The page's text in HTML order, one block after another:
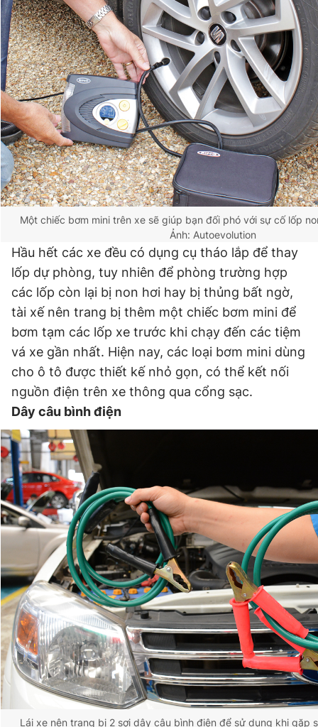
Một chiếc bơm mini trên xe sẽ giúp bạn đối phó với sự cố lốp
Ảnh: Autoevolution
Hầu hết các xe đều có dụng cụ tháo lắp để thay
lốp dự phòng, tuy nhiên để phòng trường hợp
các lốp còn lại bị non hơi hay bị thủng bất ngờ,
tài xế nên trang bị thêm một chiếc bơm mini để
bơm tạm các lốp xe trước khi chạy đến các tiệm
vá xe gần nhất. Hiện nay, các loại bơm mini dùng
cho ô tô được thiết kế nhỏ gọn, có thể kết nối
nguồn điện trên xe thông qua cổng sạc.
Dây câu bình điện
Lái xe nên trang bị 2 sợi dây câu bình điện để sử dụng khi gặp